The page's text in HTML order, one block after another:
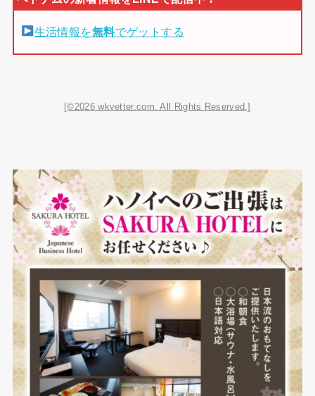
生活情報を無料でゲットする
[©2026 wkvetter.com. All Rights Reserved.]